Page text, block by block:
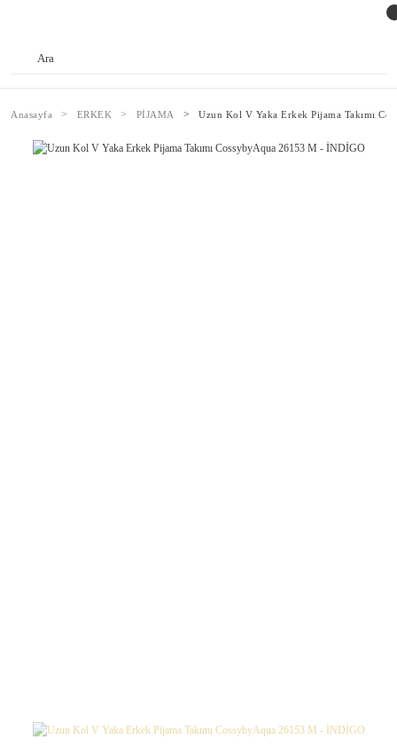
Anasayfa ERKEK PİJAMA Uzun Kol V Yaka Erkek Pijama Takımı